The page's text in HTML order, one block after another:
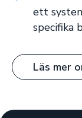
ett
specifika
Läs mer